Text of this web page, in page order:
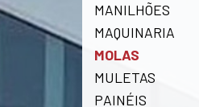
MANILHÕES
MAQUINARIA
MOLAS
MULETAS
PAINÉIS